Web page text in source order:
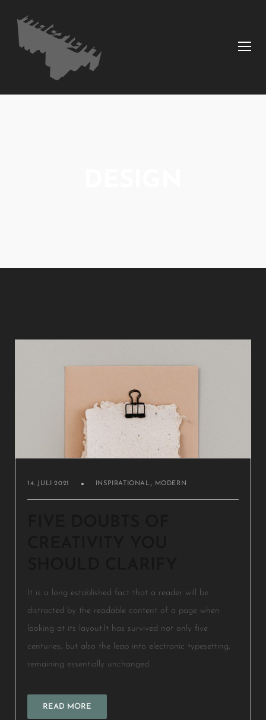
14. JULI 2021 INSPIRATIONAL, MODERN
It is a long established fact that a reader will be
distracted by the readable content of a page when
looking at its layout.It has survived not only five
centuries, but also the leap into electronic typesetting,
remaining essentially unchanged.
READ MORE